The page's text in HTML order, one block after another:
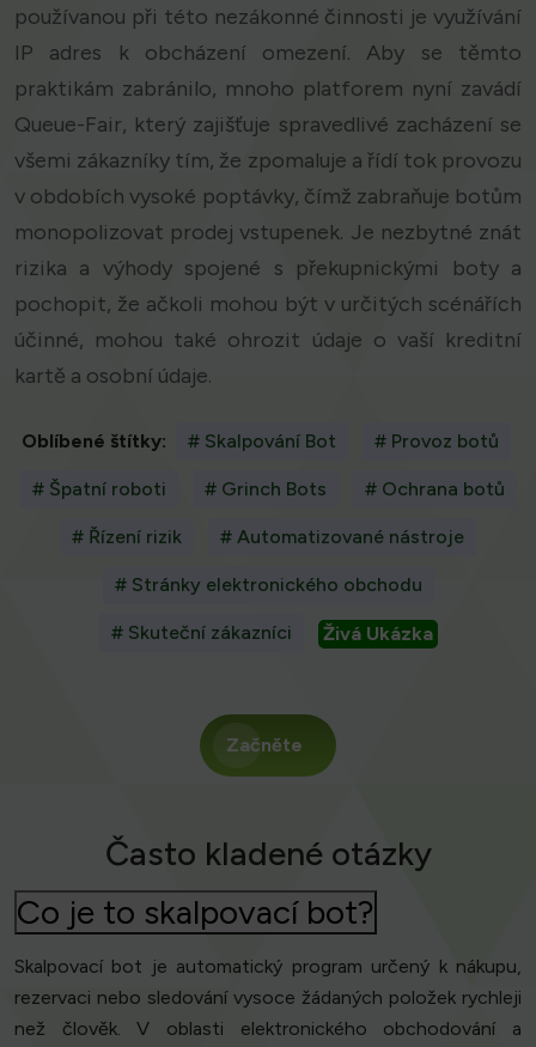
používanou při této nezákonné činnosti je využívání
IP adres k obcházení omezení. Aby se těmto
praktikám zabránilo, mnoho platforem nyní zavádí
Queue-Fair, který zajišťuje spravedlivé zacházení se
všemi zákazníky tím, že zpomaluje a řídí tok provozu
v obdobích vysoké poptávky, čímž zabraňuje botům
monopolizovat prodej vstupenek. Je nezbytné znát
rizika a výhody spojené s překupnickými boty a
pochopit, že ačkoli mohou být v určitých scénářích
účinné, mohou také ohrozit údaje o vaší kreditní
kartě a osobní údaje.
Oblíbené štítky: # Skalpování Bot # Provoz botů
# Špatní roboti # Grinch Bots # Ochrana botů
# Řízení rizik # Automatizované nástroje
# Stránky elektronického obchodu
# Skuteční zákazníci Živá Ukázka
Začněte
Často kladené otázky
Co je to skalpovací bot?
Skalpovací bot je automatický program určený k nákupu,
rezervaci nebo sledování vysoce žádaných položek rychleji
než člověk. V oblasti elektronického obchodování a